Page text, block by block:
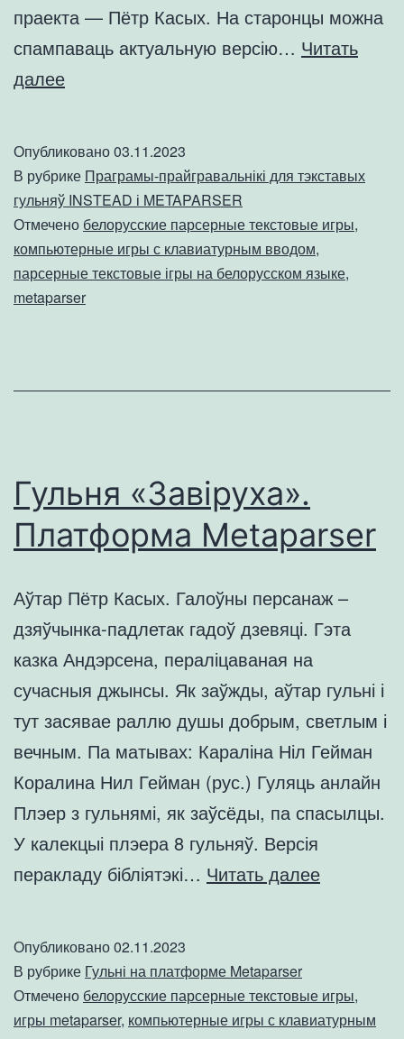
праекта — Пётр Касых. На старонцы можна
спампаваць актуальную версію… Читать
далееПрайгравальнік
калекцыяй
беларускіх
гульняў
на
Metaparser
Опубликовано03.11.2023
В рубрике Праграмы-прайгравальнікі для тэкставых
гульняў INSTEAD і METAPARSER
Отмечено белорусские парсерные текстовые игры,
компьютерные игры с клавиатурным вводом,
парсерные текстовые ігры на белорусском языке,
metaparser
Гульня «Завіруха».
Платформа Metaparser
Аўтар Пётр Касых. Галоўны персанаж –
дзяўчынка-падлетак гадоў дзевяці. Гэта
казка Андэрсена, пераліцаваная на
сучасныя джынсы. Як заўжды, аўтар гульні і
тут засявае раллю душы добрым, светлым і
вечным. Па матывах: Караліна Ніл Гейман
Коралина Нил Гейман (рус.) Гуляць анлайн
Плэер з гульнямі, як заўсёды, па спасылцы.
У калекцыі плэера 8 гульняў. Версія
перакладу бібліятэкі… Читать далееГульня
Опубликовано02.11.2023
В рубрике Гульні на платформе Metaparser
Отмечено белорусские парсерные текстовые игры,
игры metaparser, компьютерные игры с клавиатурным